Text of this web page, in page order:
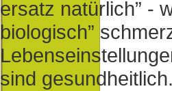
ersatz natürlich” -
biologisch”
sind gesundheitlich.